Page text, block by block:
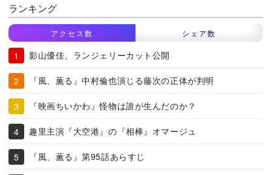
ランキング
アクセス数 シェア数
影山優佳、ランジェリーカット公開
『風、薫る』中村倫也演じる藤次の正体が判明
『映画ちいかわ』怪物は誰が生んだのか？
趣里主演『大空港』の『相棒』オマージュ
『風、薫る』第95話あらすじ